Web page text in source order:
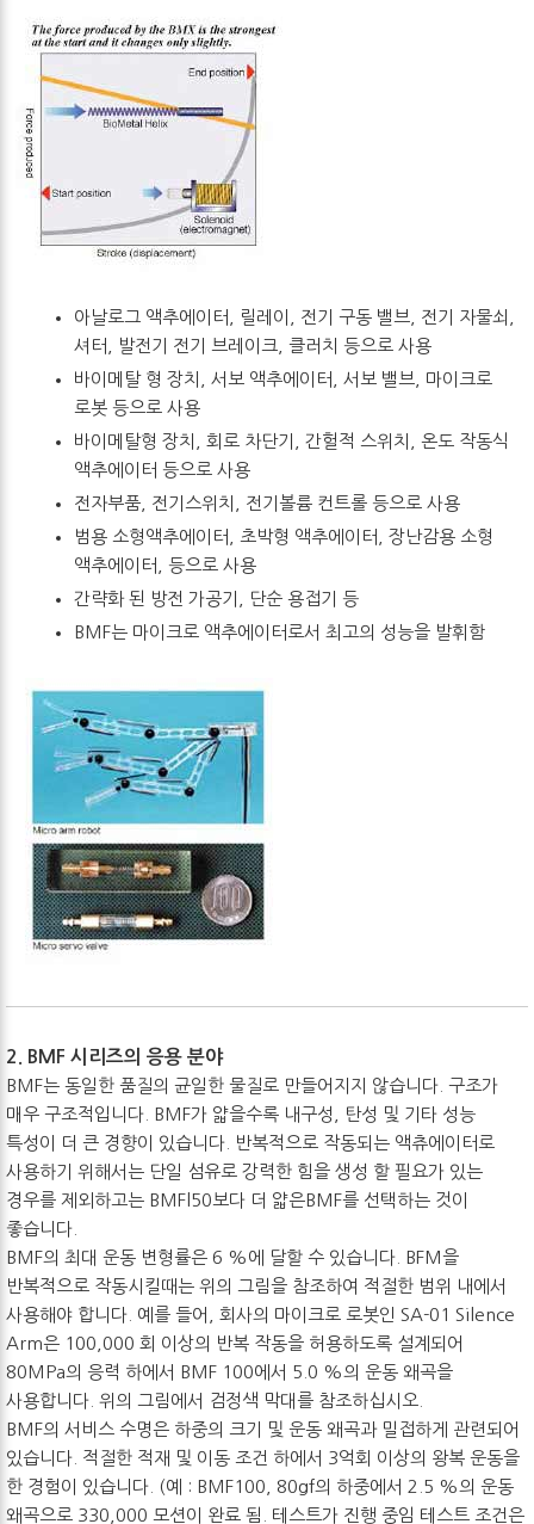
아날로그 액추에이터, 릴레이, 전기 구동 밸브, 전기 자물쇠,
셔터, 발전기 전기 브레이크, 클러치 등으로 사용
바이메탈 형 장치, 서보 액추에이터, 서보 밸브, 마이크로
로봇 등으로 사용
바이메탈형 장치, 회로 차단기, 간헐적 스위치, 온도 작동식
액추에이터 등으로 사용
전자부품, 전기스위치, 전기볼륨 컨트롤 등으로 사용
범용 소형액추에이터, 초박형 액추에이터, 장난감용 소형
액추에이터, 등으로 사용
간략화 된 방전 가공기, 단순 용접기 등
BMF는 마이크로 액추에이터로서 최고의 성능을 발휘함
2. BMF 시리즈의 응용 분야
BMF는 동일한 품질의 균일한 물질로 만들어지지 않습니다. 구조가
매우 구조적입니다. BMF가 얇을수록 내구성, 탄성 및 기타 성능
특성이 더 큰 경향이 있습니다. 반복적으로 작동되는 액츄에이터로
사용하기 위해서는 단일 섬유로 강력한 힘을 생성 할 필요가 있는
경우를 제외하고는 BMFl50보다 더 얇은BMF를 선택하는 것이
좋습니다.
BMF의 최대 운동 변형률은 6 %에 달할 수 있습니다. BFM을
반복적으로 작동시킬때는 위의 그림을 참조하여 적절한 범위 내에서
사용해야 합니다. 예를 들어, 회사의 마이크로 로봇인 SA-01 Silence
Arm은 100,000 회 이상의 반복 작동을 허용하도록 설계되어
80MPa의 응력 하에서 BMF 100에서 5.0 %의 운동 왜곡을
사용합니다. 위의 그림에서 검정색 막대를 참조하십시오.
BMF의 서비스 수명은 하중의 크기 및 운동 왜곡과 밀접하게 관련되어
있습니다. 적절한 적재 및 이동 조건 하에서 3억회 이상의 왕복 운동을
한 경험이 있습니다. (예 : BMF100, 80gf의 하중에서 2.5 %의 운동
왜곡으로 330,000 모션이 완료 됨. 테스트가 진행 중임 테스트 조건은